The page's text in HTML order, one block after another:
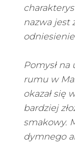
nazwa jest
Pomysł
rumu w
okazał się
bardziej
smakowy.
dymnego